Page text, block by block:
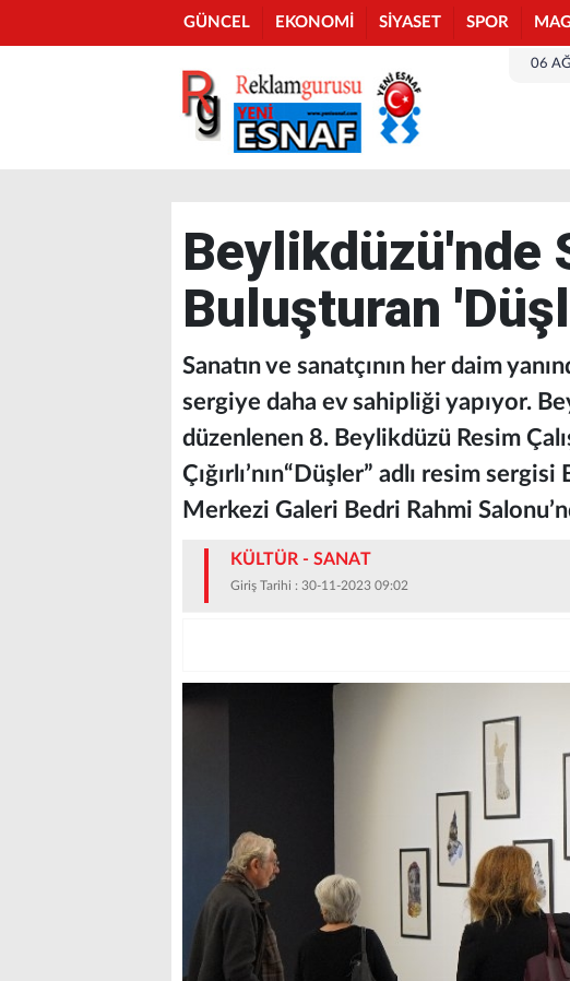
GÜNCEL EKONOMİ SİYASET SPOR
06
Beylikdüzü'nde
Buluşturan
Sanatın ve sanatçının her daim
sergiye daha ev sahipliği yapıyor.
düzenlenen 8. Beylikdüzü Resim
Çığırlı’nın“Düşler” adlı resim
Merkezi Galeri Bedri Rahmi
KÜLTÜR - SANAT
Giriş Tarihi : 30-11-2023 09:02